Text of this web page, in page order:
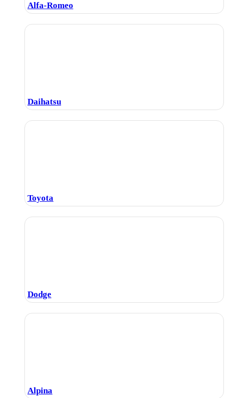
Alfa-Romeo
Daihatsu
Toyota
Dodge
Alpina